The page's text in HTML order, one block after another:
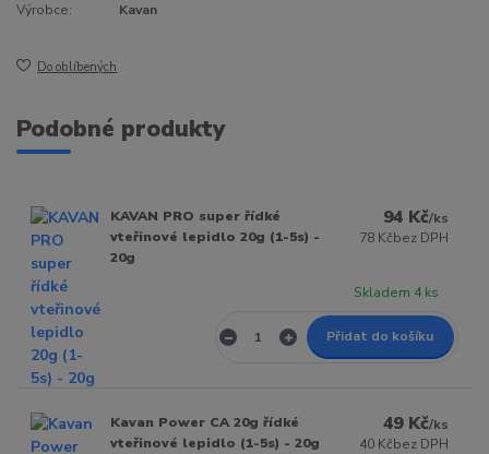
Výrobce:
Kavan
Do oblíbených
Podobné produkty
KAVAN PRO super řídké
vteřinové lepidlo 20g (1-5s) -
20g
94 Kč/ks
78 Kčbez DPH
Skladem 4 ks
Přidat do košíku
Kavan Power CA 20g řídké
vteřinové lepidlo (1-5s) - 20g
49 Kč/ks
40 Kčbez DPH